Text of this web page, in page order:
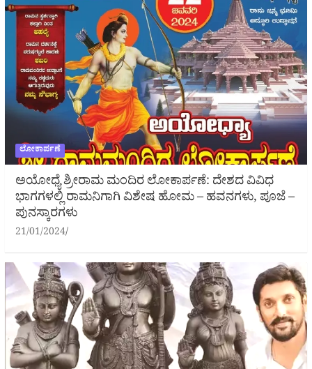
ಲೋಕಾರ್ಪಣೆ
ಅಯೋಧ್ಯೆ ಶ್ರೀರಾಮ ಮಂದಿರ ಲೋಕಾರ್ಪಣೆ: ದೇಶದ ವಿವಿಧ
ಭಾಗಗಳಲ್ಲಿ ರಾಮನಿಗಾಗಿ ವಿಶೇಷ ಹೋಮ – ಹವನಗಳು, ಪೂಜೆ –
ಪುನಸ್ಕಾರಗಳು
21/01/2024